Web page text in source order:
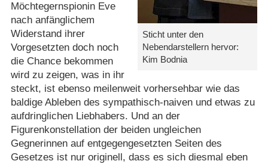
Sticht unter den
Nebendarstellern hervor:
Kim Bodnia
Möchtegernspionin Eve
nach anfänglichem
Widerstand ihrer
Vorgesetzten doch noch
die Chance bekommen
wird zu zeigen, was in ihr
steckt, ist ebenso meilenweit vorhersehbar wie das
baldige Ableben des sympathisch-naiven und etwas zu
aufdringlichen Liebhabers. Und an der
Figurenkonstellation der beiden ungleichen
Gegnerinnen auf entgegengesetzten Seiten des
Gesetzes ist nur originell, dass es sich diesmal eben